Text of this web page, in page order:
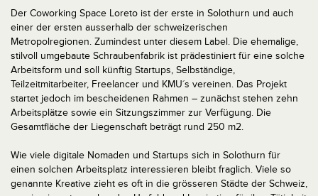
Der Coworking Space Loreto ist der erste in Solothurn und auch
einer der ersten ausserhalb der schweizerischen
Metropolregionen. Zumindest unter diesem Label. Die ehemalige,
stilvoll umgebaute Schraubenfabrik ist prädestiniert für eine solche
Arbeitsform und soll künftig Startups, Selbständige,
Teilzeitmitarbeiter, Freelancer und KMU´s vereinen. Das Projekt
startet jedoch im bescheidenen Rahmen – zunächst stehen zehn
Arbeitsplätze sowie ein Sitzungszimmer zur Verfügung. Die
Gesamtfläche der Liegenschaft beträgt rund 250 m2.
Wie viele digitale Nomaden und Startups sich in Solothurn für
einen solchen Arbeitsplatz interessieren bleibt fraglich. Viele so
genannte Kreative zieht es oft in die grösseren Städte der Schweiz,